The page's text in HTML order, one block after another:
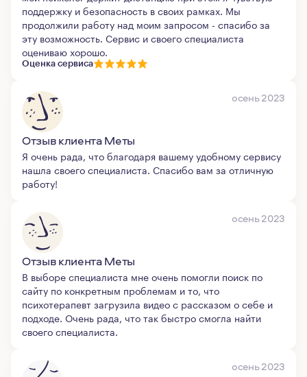
поддержку и безопасность в своих рамках. Мы
продолжили работу над моим запросом - спасибо за
эту возможность. Сервис и своего специалиста
оцениваю хорошо.
Оценка сервиса
осень 2023
Отзыв клиента Меты
Я очень рада, что благодаря вашему удобному сервису
нашла своего специалиста. Спасибо вам за отличную
работу!
осень 2023
Отзыв клиента Меты
В выборе специалиста мне очень помогли поиск по
сайту по конкретным проблемам и то, что
психотерапевт загрузила видео с рассказом о себе и
подходе. Очень рада, что так быстро смогла найти
своего специалиста.
осень 2023